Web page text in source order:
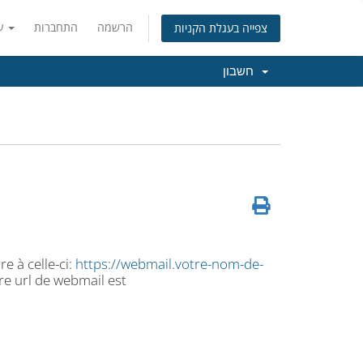
התחברות הרשמה צפייה בעגלת הקניות
à celle-ci: https://webmail.votre-nom-de-
url de webmail est